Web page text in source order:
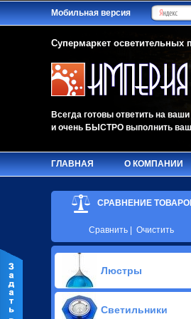
Мобильная версия
Супермаркет осветительных
Всегда готовы ответить на
и очень БЫСТРО выполнить
ГЛАВНАЯ О КОМПАНИИ
СРАВНЕНИЕ
Сравнить Очистить
Люстры
Припотолочные люстры(630)
Потолочные люстры Led(63)
Светильники